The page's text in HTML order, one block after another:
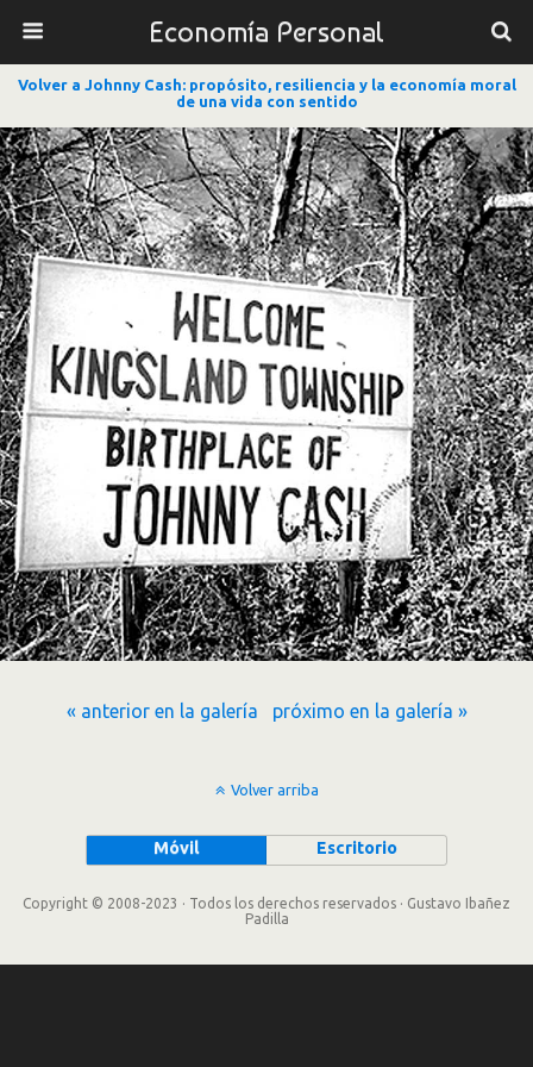
Economía Personal
Volver a Johnny Cash: propósito, resiliencia y la economía moral
de una vida con sentido
« anterior en la galería próximo en la galería »
Volver arriba
Móvil Escritorio
Copyright © 2008-2023 · Todos los derechos reservados · Gustavo Ibañez
Padilla